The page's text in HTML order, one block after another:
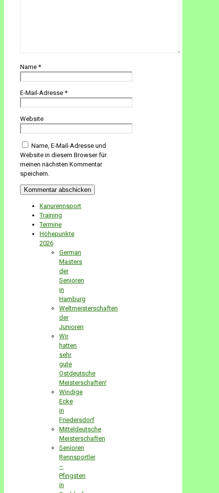
Name *
E-Mail-Adresse *
Website
Name, E-Mail-Adresse und
Website in diesem Browser für
meinen nächsten Kommentar
speichern.
Kanurennsport
Training
Termine
Höhepunkte
2026
German
Masters
der
Senioren
in
Hamburg
Weltmeisterschaften
der
Junioren
Wir
hatten
sehr
gute
Ostdeutsche
Meisterschaften!
Windige
Ecke
in
Friedersdorf
Mitteldeutsche
Meisterschaften
Senioren
Rennsportler
–
Pfingsten
in